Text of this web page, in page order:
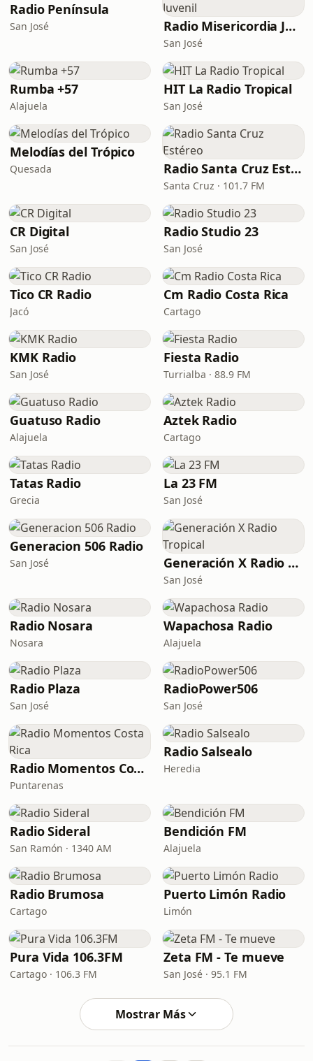
Radio Península
San José Radio Misericordia Juvenil
San José
Rumba +57
Alajuela
HIT La Radio Tropical
San José
Melodías del Trópico
Quesada Radio Santa Cruz Estéreo
Santa Cruz · 101.7 FM
CR Digital
San José
Radio Studio 23
San José
Tico CR Radio
Jacó
Cm Radio Costa Rica
Cartago
KMK Radio
San José
Fiesta Radio
Turrialba · 88.9 FM
Guatuso Radio
Alajuela
Aztek Radio
Cartago
Tatas Radio
Grecia
La 23 FM
San José
Generacion 506 Radio
San José Generación X Radio Tropical
San José
Radio Nosara
Nosara
Wapachosa Radio
Alajuela
Radio Plaza
San José
RadioPower506
San José
Radio Momentos Costa Rica
Puntarenas
Radio Salsealo
Heredia
Radio Sideral
San Ramón · 1340 AM
Bendición FM
Alajuela
Radio Brumosa
Cartago
Puerto Limón Radio
Limón
Pura Vida 106.3FM
Cartago · 106.3 FM
Zeta FM - Te mueve
San José · 95.1 FM
Mostrar Más